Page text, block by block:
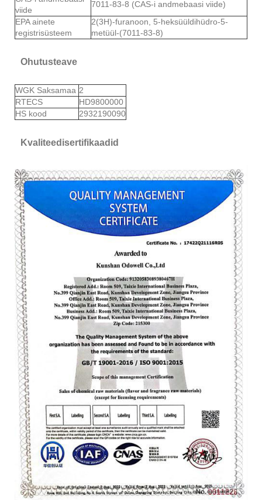
viide
7011-83-8 (CAS-i andmebaasi viide)
EPA ainete
registrisüsteem
2(3H)-furanoon, 5-heksüüldihüdro-5-
metüül-(7011-83-8)
Ohutusteave
WGK Saksamaa 2
RTECS
HD9800000
HS kood
2932190090
Kvaliteedisertifikaadid